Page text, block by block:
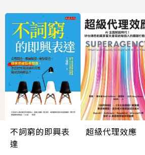
不詞窮的即興表
達
超級代理效應